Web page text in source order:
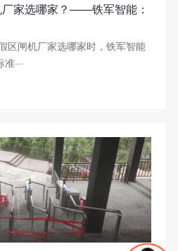
家选哪家？——铁军智能：
区闸机厂家选哪家时，铁军智能
···